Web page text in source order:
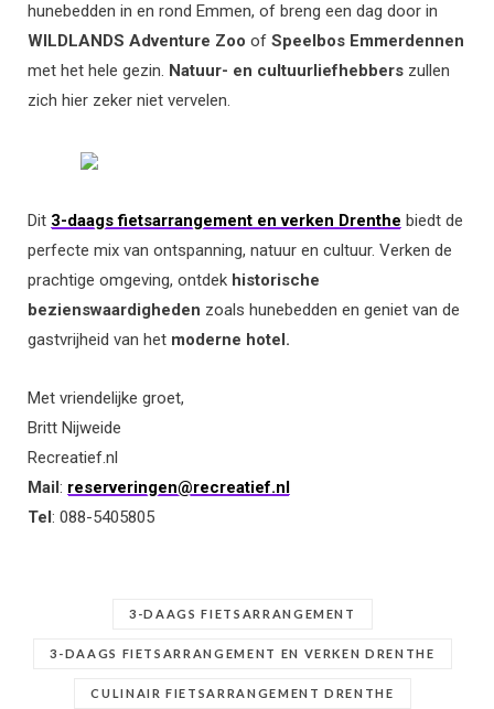
hunebedden in en rond Emmen, of breng een dag door in
WILDLANDS Adventure Zoo of Speelbos Emmerdennen
met het hele gezin. Natuur- en cultuurliefhebbers zullen
zich hier zeker niet vervelen.
Dit 3-daags fietsarrangement en verken Drenthe biedt de
perfecte mix van ontspanning, natuur en cultuur. Verken de
prachtige omgeving, ontdek historische
bezienswaardigheden zoals hunebedden en geniet van de
gastvrijheid van het moderne hotel.
Met vriendelijke groet,
Britt Nijweide
Recreatief.nl
Mail: reserveringen@recreatief.nl
Tel: 088-5405805
3-DAAGS FIETSARRANGEMENT
3-DAAGS FIETSARRANGEMENT EN VERKEN DRENTHE
CULINAIR FIETSARRANGEMENT DRENTHE